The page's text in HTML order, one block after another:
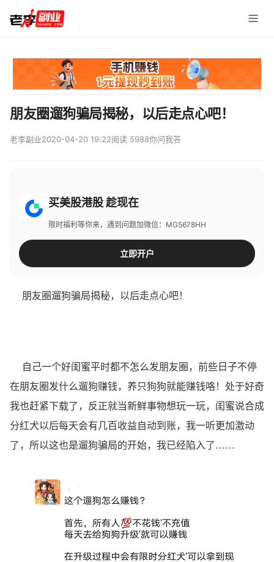
朋友圈遛狗骗局揭秘，以后走点心吧！
老李副业2020-04-20 19:22阅读 5988你问我答
买美股港股 趁现在
限时福利等你来，遇到问题加微信：MG5678HH
立即开户
朋友圈遛狗骗局揭秘，以后走点心吧！
自己一个好闺蜜平时都不怎么发朋友圈，前些日子不停
在朋友圈发什么遛狗赚钱，养只狗狗就能赚钱咯！处于好奇
我也赶紧下载了，反正就当新鲜事物想玩一玩，闺蜜说合成
分红犬以后每天会有几百收益自动到账，我一听更加激动
了，所以这也是遛狗骗局的开始，我已经陷入了……